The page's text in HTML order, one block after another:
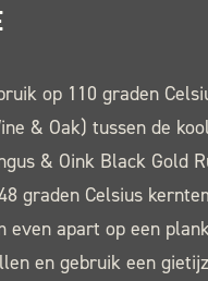
op 110 graden
& Oak) tussen de
& Oink Black Gold
graden Celsius
even apart op een
en gebruik een